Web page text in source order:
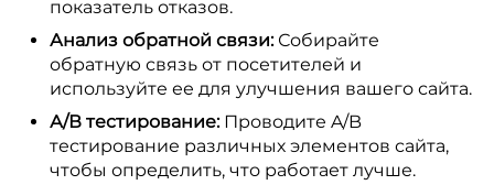
показатель отказов.
Анализ обратной связи:Собирайте
обратную связь от посетителей и
используйте ее для улучшения вашего сайта.
А/В тестирование:Проводите A/B
тестирование различных элементов сайта,
чтобы определить, что работает лучше.